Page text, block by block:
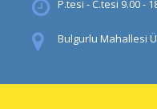
P.tesi - C.tesi 9.00 -
Bulgurlu Mahallesi